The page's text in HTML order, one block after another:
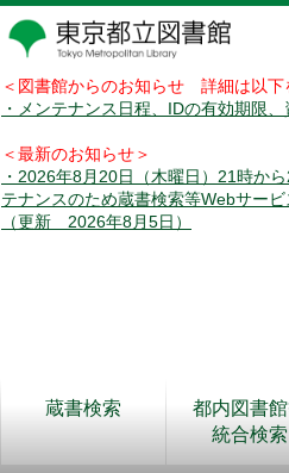
＜図書館からのお知らせ 詳細は以下
・メンテナンス日程、IDの有効期限
＜最新のお知らせ＞
・2026年8月20日（木曜日）21時か
テナンスのため蔵書検索等Webサービ
（更新 2026年8月5日）
蔵書検索
都内図書
統合検索